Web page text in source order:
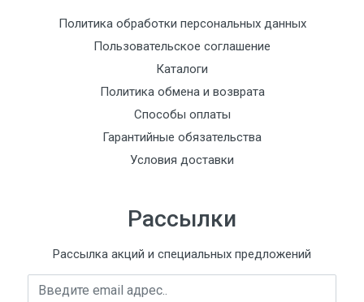
Политика обработки персональных данных
Пользовательское соглашение
Каталоги
Политика обмена и возврата
Способы оплаты
Гарантийные обязательства
Условия доставки
Рассылки
Рассылка акций и специальных предложений